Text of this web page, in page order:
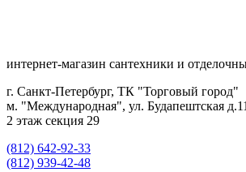
интернет-магазин сантехники и
г. Санкт-Петербург, ТК "Торговый город"
м. "Международная", ул. Будапештская
2 этаж секция 29
(812) 642-92-33
(812) 939-42-48